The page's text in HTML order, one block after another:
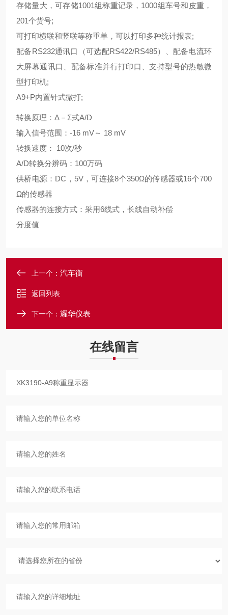
存储量大，可存储1001组称重记录， 1000组车号和皮重，
201个货号;
可打印横联和竖联等称重单，可以打印多种统计报表;
配备RS232通讯口（可选配RS422/RS485）、配备电流环
大屏幕通讯口、配备标准并行打印口、支持型号的热敏微
型打印机;
A9+P内置针式微打;
转换原理： Δ － Σ式A/D
输入信号范围： -16 mV～ 18 mV
转换速度：
10次/秒
A/D转换分辨码： 100万码
供桥电源： DC ， 5V，可连接8个350Ω的传感器或16个700
Ω的传感器
传感器的连接方式：采用6线式，长线自动补偿
分度值
上一个： 汽车衡
返回列表
下一个： 耀华仪表
在线留言